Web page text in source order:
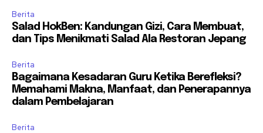
Berita
Salad HokBen: Kandungan Gizi, Cara Membuat,
dan Tips Menikmati Salad Ala Restoran Jepang
Berita
Bagaimana Kesadaran Guru Ketika Berefleksi?
Memahami Makna, Manfaat, dan Penerapannya
dalam Pembelajaran
Berita